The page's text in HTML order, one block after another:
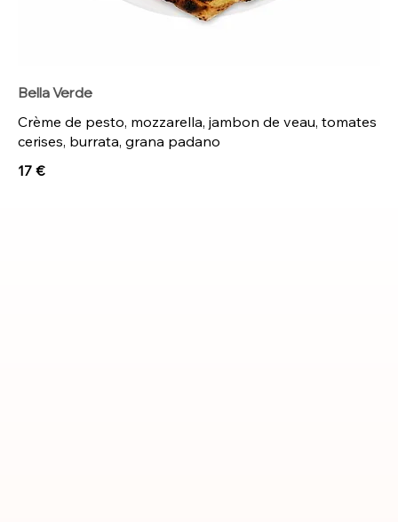
Bella Verde
Crème de pesto, mozzarella, jambon de veau, tomates
cerises, burrata, grana padano
17 €